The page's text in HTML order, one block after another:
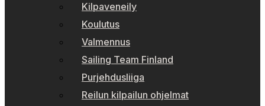
Kilpaveneily
Koulutus
Valmennus
Sailing Team Finland
Purjehdusliiga
Reilun kilpailun ohjelmat